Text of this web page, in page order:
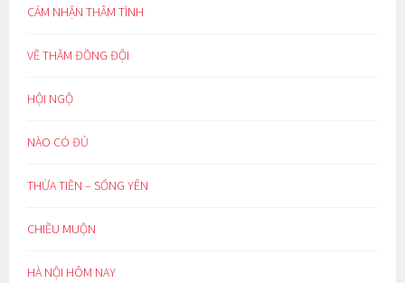
CẢM NHẬN THÂM TÌNH
VỀ THĂM ĐỒNG ĐỘI
HỘI NGỘ
NÀO CÓ ĐỦ
THỪA TIỀN – SỐNG YÊN
CHIỀU MUỘN
HÀ NỘI HÔM NAY